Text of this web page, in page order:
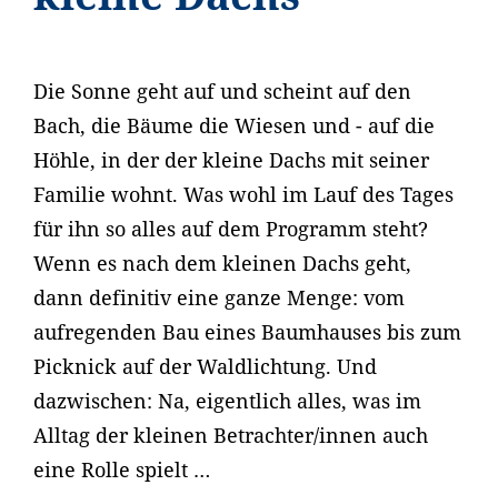
Die Sonne geht auf und scheint auf den
Bach, die Bäume die Wiesen und - auf die
Höhle, in der der kleine Dachs mit seiner
Familie wohnt. Was wohl im Lauf des Tages
für ihn so alles auf dem Programm steht?
Wenn es nach dem kleinen Dachs geht,
dann definitiv eine ganze Menge: vom
aufregenden Bau eines Baumhauses bis zum
Picknick auf der Waldlichtung. Und
dazwischen: Na, eigentlich alles, was im
Alltag der kleinen Betrachter/innen auch
eine Rolle spielt …